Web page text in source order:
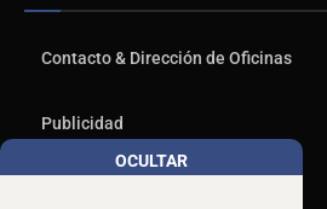
Contacto & Dirección de Oficinas
Publicidad
OCULTAR